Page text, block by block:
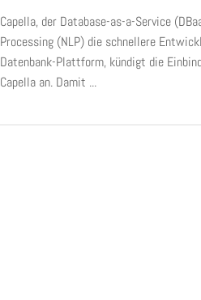
Capella, der Database-as-a-Service
Processing (NLP) die schnellere
Datenbank-Plattform, kündigt die
Capella an. Damit ...